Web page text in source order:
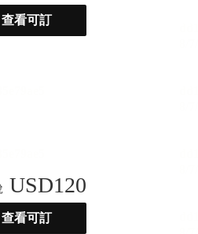
查看可訂
USD120
查看可訂